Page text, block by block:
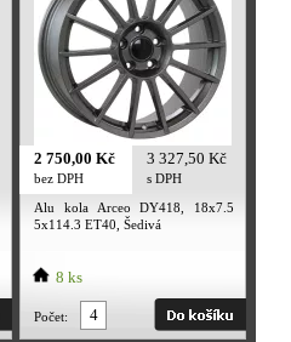
2 750,00 Kč
bez DPH
3 327,50 Kč
s DPH
Alu kola Arceo DY418, 18x7.5
5x114.3 ET40, Šedivá
8 ks
Počet: